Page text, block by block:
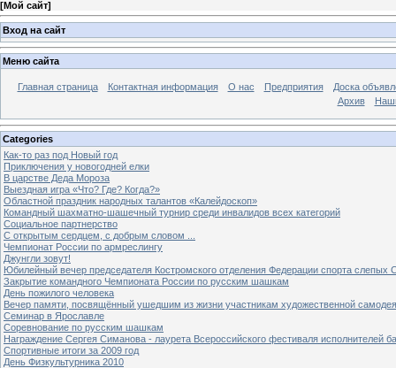
[Мой сайт]
Вход на сайт
Меню сайта
Главная страница Контактная информация О нас Предприятия
Доска
Архив
Categories
Как-то раз под Новый год
Приключения у новогодней елки
В царстве Деда Мороза
Выездная игра «Что? Где? Когда?»
Областной праздник народных талантов «Калейдоскоп»
Командный шахматно-шашечный турнир среди инвалидов всех категорий
Социальное партнерство
С открытым сердцем, с добрым словом ...
Чемпионат России по армреслингу
Джунгли зовут!
Юбилейный вечер председателя Костромского отделения Федерации спорта слепых
Закрытие командного Чемпионата России по русским шашкам
День пожилого человека
Вечер памяти, посвящённый ушедшим из жизни участникам художественной
Семинар в Ярославле
Соревнование по русским шашкам
Награждение Сергея Симанова - лаурета Всероссийского фестиваля исполнителей
Спортивные итоги за 2009 год
День Физкультурника 2010